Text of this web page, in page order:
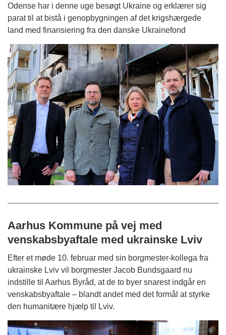
Odense har i denne uge besøgt Ukraine og erklærer sig
parat til at bistå i genopbygningen af det krigshærgede
land med finansiering fra den danske Ukrainefond
Aarhus Kommune på vej med
venskabsbyaftale med ukrainske Lviv
Efter et møde 10. februar med sin borgmester-kollega fra
ukrainske Lviv vil borgmester Jacob Bundsgaard nu
indstille til Aarhus Byråd, at de to byer snarest indgår en
venskabsbyaftale – blandt andet med det formål at styrke
den humanitære hjælp til Lviv.